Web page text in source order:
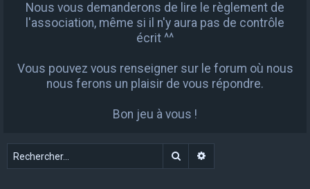
Nous vous demanderons de lire le règlement de
l'association, même si il n'y aura pas de contrôle
écrit ^^
Vous pouvez vous renseigner sur le forum où nous
nous ferons un plaisir de vous répondre.
Bon jeu à vous !
Rechercher